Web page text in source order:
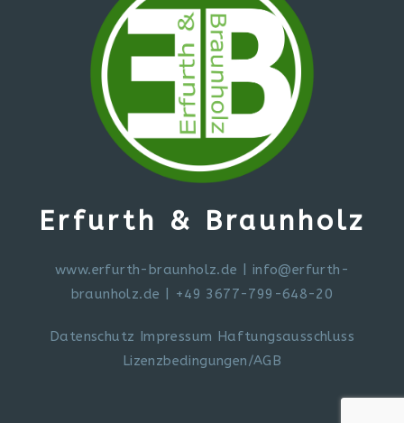
Erfurth & Braunholz
www.erfurth-braunholz.de
info@erfurth-
braunholz.de | +49 3677-799-648-20
Datenschutz Impressum Haftungsausschluss
Lizenzbedingungen/AGB